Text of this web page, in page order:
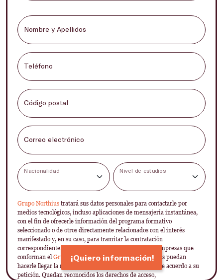
Nombre y Apellidos
Teléfono
Código postal
Correo electrónico
Nacionalidad Nivel de estudios
Grupo Northius tratará sus datos personales para contactarle por
medios tecnológicos, incluso aplicaciones de mensajería instantánea,
con el fin de ofrecerle información del programa formativo
seleccionado o de otros directamente relacionados con el interés
manifestado y, en su caso, para tramitar la contratación
correspondiente. Compartiremos su solicitud con las empresas que
conforman elGrupo Northius, con el objeto de que estas puedan
hacerle llegar la mejor oferta de productos y servicios de acuerdo a su
petición. Quedan reconocidos los derechos de acceso,
¡Quiero información!